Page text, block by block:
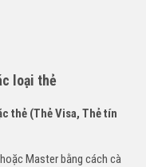
loại thẻ
thẻ (Thẻ Visa, Thẻ tín
Master bằng cách cà